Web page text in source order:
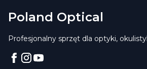
Poland Optical
Profesjonalny sprzęt dla optyki,
Facebook
Instagram
YouTube